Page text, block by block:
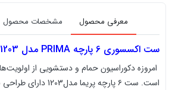
معرفی محصول مشخصات محصول
ست اکسسوری 6 پارچه PRIMA مدل 1203
امروزه دکوراسیون حمام و دستشویی از
است. ست ۶ پارچه پریما